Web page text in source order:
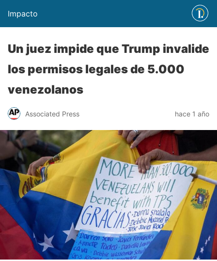
Impacto
Un juez impide que Trump invalide
los permisos legales de 5.000
venezolanos
Associated Press hace 1 año